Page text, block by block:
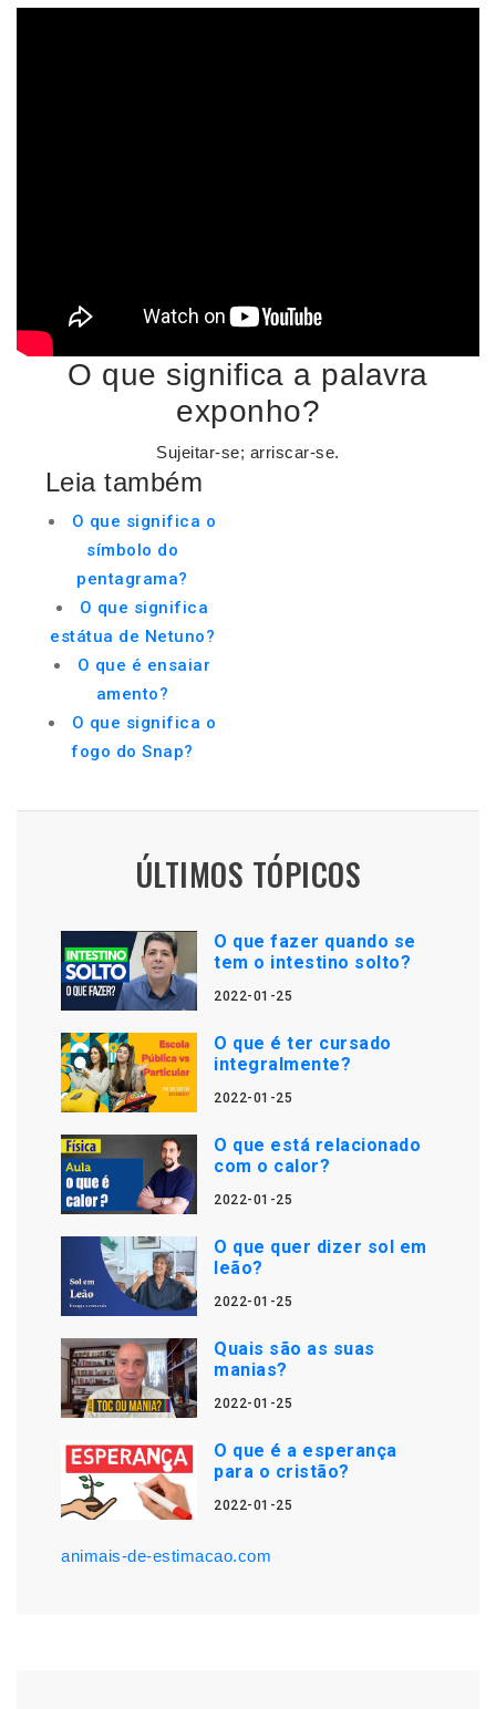
O que significa a palavra
exponho?
Sujeitar-se; arriscar-se.
Leia também
O que significa o
símbolo do
pentagrama?
O que significa
estátua de Netuno?
O que é ensaiar
amento?
O que significa o
fogo do Snap?
ÚLTIMOS TÓPICOS
O que fazer quando se
tem o intestino solto?
2022-01-25
O que é ter cursado
integralmente?
2022-01-25
O que está relacionado
com o calor?
2022-01-25
O que quer dizer sol em
leão?
2022-01-25
Quais são as suas
manias?
2022-01-25
O que é a esperança
para o cristão?
2022-01-25
animais-de-estimacao.com